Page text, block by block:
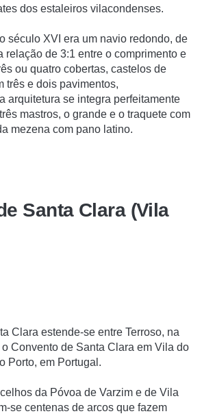
dos estaleiros vilacondenses.
século XVI era um navio redondo, de
relação de 3:1 entre o comprimento e
ou quatro cobertas, castelos de
três e dois pavimentos,
arquitetura se integra perfeitamente
mastros, o grande e o traquete com
mezena com pano latino.
Santa Clara (Vila
Clara estende-se entre Terroso, na
Convento de Santa Clara em Vila do
Porto, em Portugal.
da Póvoa de Varzim e de Vila
se centenas de arcos que fazem